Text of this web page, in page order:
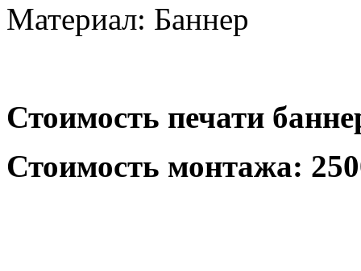
Материал: Баннер
Стоимость печати
Стоимость монтажа: